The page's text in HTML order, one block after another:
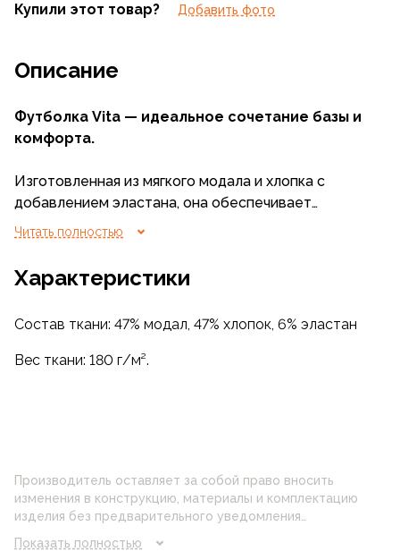
Купили этот товар? Добавить фото
Описание
Футболка Vita — идеальное сочетание базы и
комфорта.
Изготовленная из мягкого модала и хлопка с
добавлением эластана, она обеспечивает
отличную посадку и свободу движений. Лёгкая и
гардеробе на любой сезон.
Читать полностью
Характеристики
Состав ткани: 47% модал, 47% хлопок, 6% эластан
Вес ткани: 180 г/м².
Производитель оставляет за собой право вносить
изменения в конструкцию, материалы и комплектацию
изделия без предварительного уведомления
отличаться от реального цвета товара, что связано с
Показать полностью